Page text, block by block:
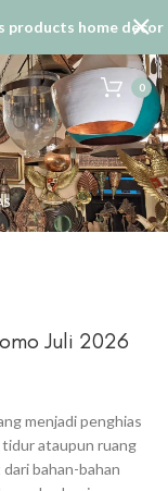
0
Juli 2026
menjadi penghias
tidur ataupun ruang
bahan-bahan
products home decor